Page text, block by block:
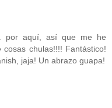
por aquí, así que me he
chulas!!!! Fantástico!
jaja! Un abrazo guapa!